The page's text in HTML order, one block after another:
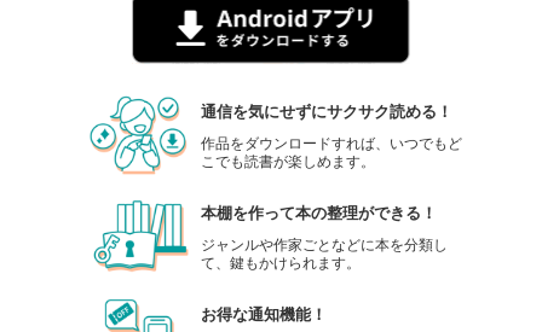
通信を気にせずにサクサク読める！
作品をダウンロードすれば、いつでもど
こでも読書が楽しめます。
本棚を作って本の整理ができる！
ジャンルや作家ごとなどに本を分類し
て、鍵もかけられます。
お得な通知機能！